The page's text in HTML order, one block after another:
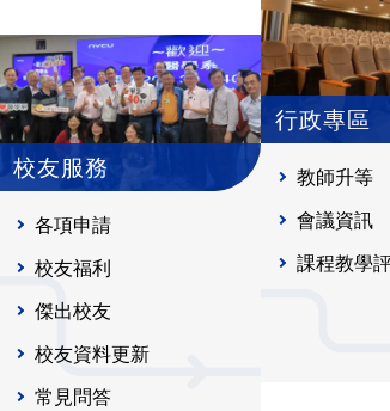
校友服務
各項申請
校友福利
傑出校友
校友資料更新
常見問答
行政專區
教師升等
會議資訊
課程教學